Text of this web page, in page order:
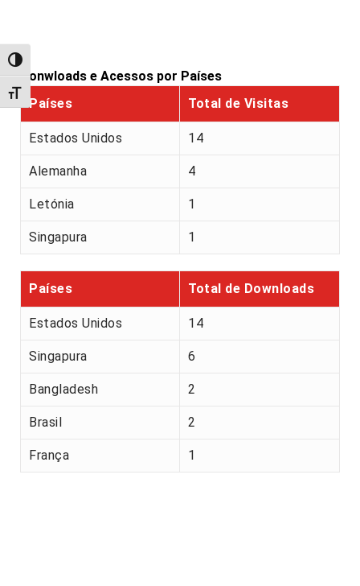
Alternar alto contraste
Alternar tamanho da fonte
Donwloads e Acessos por Países
Países
Total de Visitas
Estados Unidos 14
Alemanha 4
Letónia 1
Singapura 1
Países Total de Downloads
Estados Unidos 14
Singapura 6
Bangladesh 2
Brasil 2
França 1